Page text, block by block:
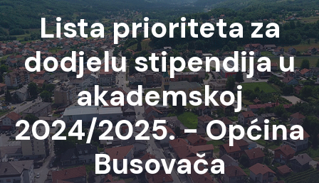
Lista prioriteta za
dodjelu stipendija u
akademskoj
2024/2025. - Općina
Busovača